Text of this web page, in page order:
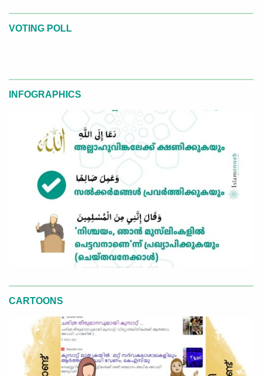
VOTING POLL
INFOGRAPHICS
CARTOONS